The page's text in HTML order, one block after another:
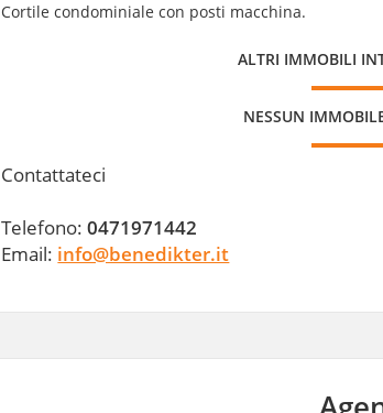
Cortile condominiale con posti macchina.
ALTRI IMMOBILI
NESSUN
Contattateci
Telefono:0471971442
Email: info@benedikter.it